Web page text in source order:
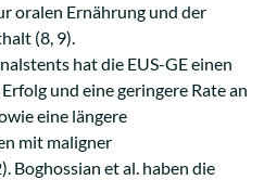
oralen Ernährung und der
(8, 9).
hat die EUS-GE einen
und eine geringere Rate an
eine längere
mit maligner
Boghossian et al. haben die